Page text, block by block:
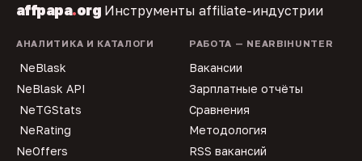
affpapa.org Инструменты affiliate-индустрии
АНАЛИТИКА И КАТАЛОГИ
NeBlask
NeBlask API
NeTGStats
NeRating
NeOffers
РАБОТА — NEARBIHUNTER
Вакансии
Зарплатные отчёты
Сравнения
Методология
RSS вакансий